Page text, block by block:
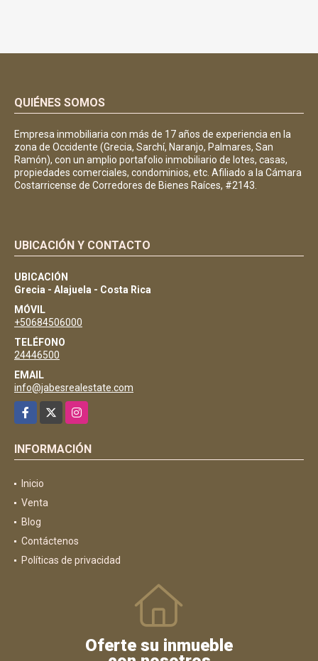
QUIÉNES SOMOS
Empresa inmobiliaria con más de 17 años de experiencia en la
zona de Occidente (Grecia, Sarchí, Naranjo, Palmares, San
Ramón), con un amplio portafolio inmobiliario de lotes, casas,
propiedades comerciales, condominios, etc. Afiliado a la Cámara
Costarricense de Corredores de Bienes Raíces, #2143.
UBICACIÓN Y CONTACTO
UBICACIÓN
Grecia - Alajuela - Costa Rica
MÓVIL
+50684506000
TELÉFONO
24446500
EMAIL
info@jabesrealestate.com
Facebook
Instagram
INFORMACIÓN
Inicio
Venta
Blog
Contáctenos
Políticas de privacidad
Oferte su inmueble